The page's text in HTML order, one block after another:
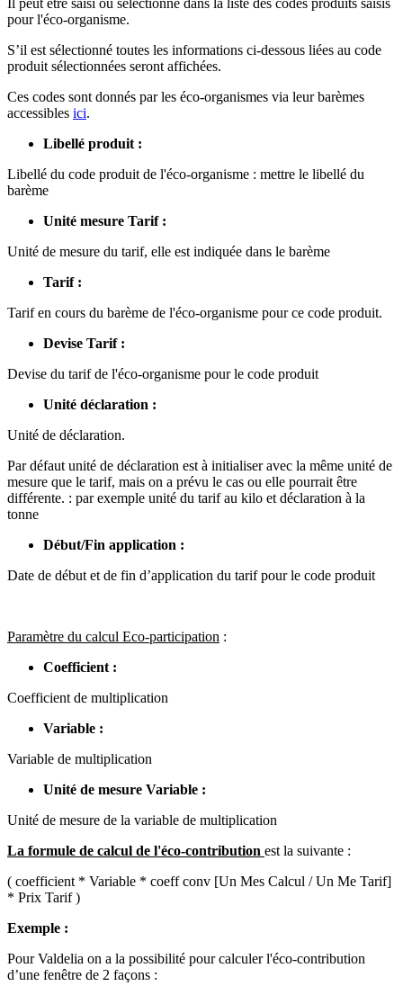
pour l'éco-organisme.
S’il est sélectionné toutes les informations ci-dessous liées au code
produit sélectionnées seront affichées.
Ces codes sont donnés par les éco-organismes via leur barèmes
accessibles ici.
Libellé produit :
Libellé du code produit de l'éco-organisme : mettre le libellé du
barème
Unité mesure Tarif :
Unité de mesure du tarif, elle est indiquée dans le barème
Tarif :
Tarif en cours du barème de l'éco-organisme pour ce code produit.
Devise Tarif :
Devise du tarif de l'éco-organisme pour le code produit
Unité déclaration :
Unité de déclaration.
Par défaut unité de déclaration est à initialiser avec la même unité de
mesure que le tarif, mais on a prévu le cas ou elle pourrait être
différente. : par exemple unité du tarif au kilo et déclaration à la
tonne
Début/Fin application :
Date de début et de fin d’application du tarif pour le code produit
Paramètre du calcul Eco-participation :
Coefficient :
Coefficient de multiplication
Variable :
Variable de multiplication
Unité de mesure Variable :
Unité de mesure de la variable de multiplication
La formule de calcul de l'éco-contribution est la suivante :
( coefficient * Variable * coeff conv [Un Mes Calcul / Un Me Tarif]
* Prix Tarif )
Exemple :
Pour Valdelia on a la possibilité pour calculer l'éco-contribution
d’une fenêtre de 2 façons :